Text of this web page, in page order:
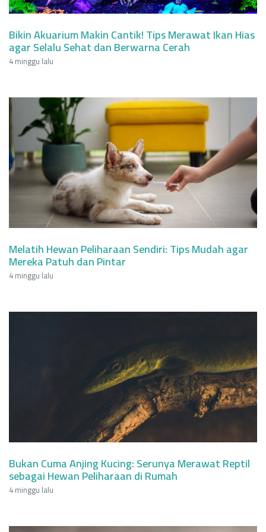
Bikin Akuarium Makin Cantik! Tips Merawat Ikan Hias
agar Selalu Sehat dan Berwarna Cerah
4 minggu lalu
Melatih Hewan Peliharaan Sendiri: Tips Mudah agar
Mereka Patuh dan Pintar
4 minggu lalu
Bukan Cuma Anjing Kucing: Serunya Merawat Reptil
sebagai Hewan Peliharaan di Rumah
4 minggu lalu